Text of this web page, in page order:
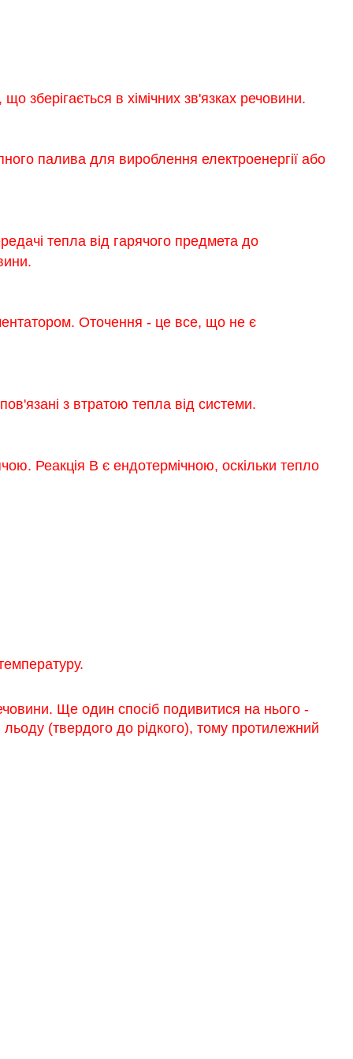
зберігається в хімічних зв'язках речовини.
палива для вироблення електроенергії або
тепла від гарячого предмета до
Оточення - це все, що не є
з втратою тепла від системи.
Реакція B є ендотермічною, оскільки тепло
Ще один спосіб подивитися на нього -
(твердого до рідкого), тому протилежний